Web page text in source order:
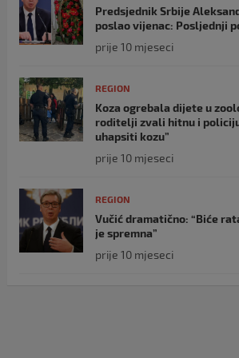
Predsjednik Srbije
poslao vijenac: Posljednji
prije 10 mjeseci
REGION
Koza ogrebala dijete u
roditelji zvali hitnu i
uhapsiti kozu”
prije 10 mjeseci
REGION
Vučić dramatično: “Biće
je spremna”
prije 10 mjeseci